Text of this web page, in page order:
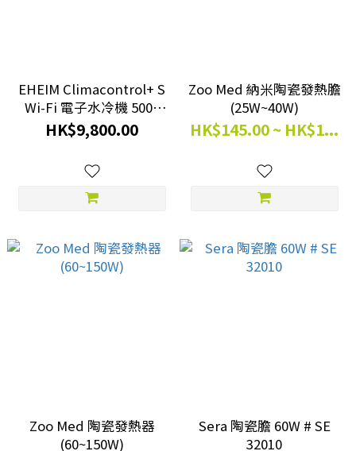
EHEIM Climacontrol+ S
Wi-Fi 電子水冷機 500L
(可加熱/制冷) 意大利製造
# 3750350
HK$9,800.00
Zoo Med 納米陶瓷發熱膽
(25W~40W)
HK$145.00 ~ HK$1...
Zoo Med 陶瓷發熱器
(60~150W)
Sera 陶瓷膽 60W # SE
32010